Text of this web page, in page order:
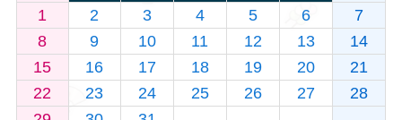
1
2 3 4 5 6
7
8
9 10 11 12 13
14
15
16 17 18 19 20
21
22
23 24 25 26 27
28